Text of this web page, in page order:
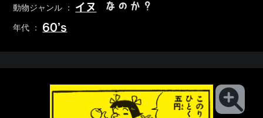
動物ジャンル ： イヌ なのか？
年代 ： 60’s